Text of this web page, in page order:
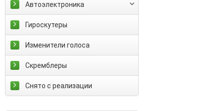
Автоэлектроника
Гироскутеры
Изменители голоса
Скремблеры
Снято с реализации